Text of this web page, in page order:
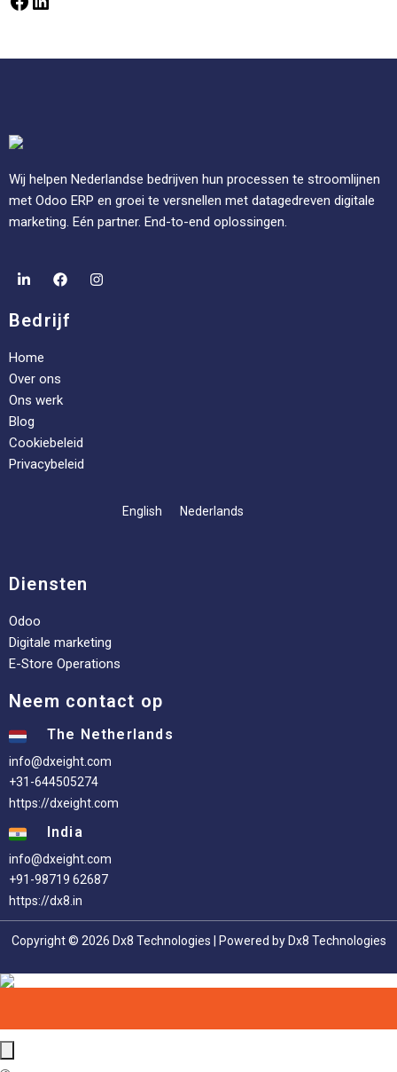
Wij helpen Nederlandse bedrijven hun processen te stroomlijnen
met Odoo ERP en groei te versnellen met datagedreven digitale
marketing. Eén partner. End-to-end oplossingen.
Bedrijf
Home
Over ons
Ons werk
Blog
Cookiebeleid
Privacybeleid
English Nederlands
Diensten
Odoo
Digitale marketing
E-Store Operations
Neem contact op
The Netherlands
info@dxeight.com
+31-644505274
https://dxeight.com
India
info@dxeight.com
+91-98719 62687
https://dx8.in
Copyright © 2026 Dx8 Technologies | Powered by Dx8 Technologies